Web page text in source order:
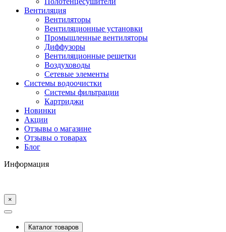
Вентиляция
Вентиляторы
Вентиляционные установки
Промышленные вентиляторы
Диффузоры
Вентиляционные решетки
Воздуховоды
Сетевые элементы
Системы водоочистки
Системы фильтрации
Картриджи
Новинки
Акции
Отзывы о магазине
Отзывы о товарах
Блог
Информация
×
Каталог товаров